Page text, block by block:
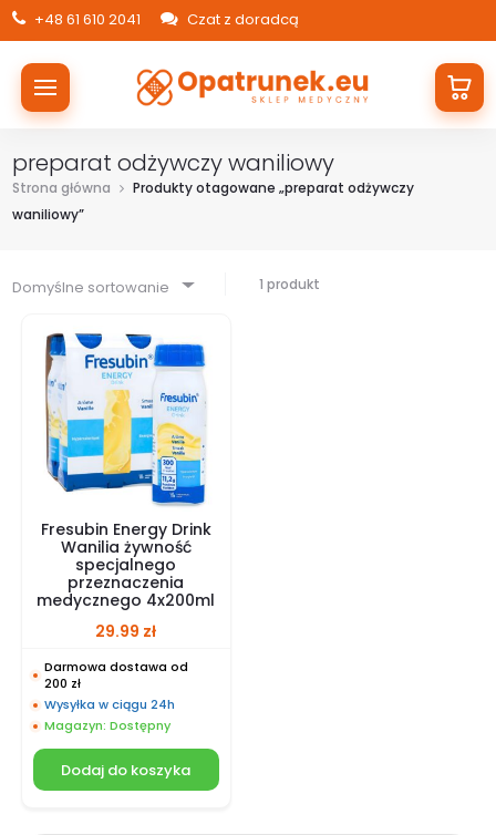
+48 61 610 2041 Czat z doradcą
preparat odżywczy waniliowy
Strona główna
Produkty otagowane „preparat odżywczy
waniliowy”
Domyślne sortowanie 1 produkt
Fresubin Energy Drink
Wanilia żywność
specjalnego
przeznaczenia
medycznego 4x200ml
29.99 zł
Darmowa dostawa od
200 zł
Wysyłka w ciągu 24h
Magazyn: Dostępny
Dodaj do koszyka